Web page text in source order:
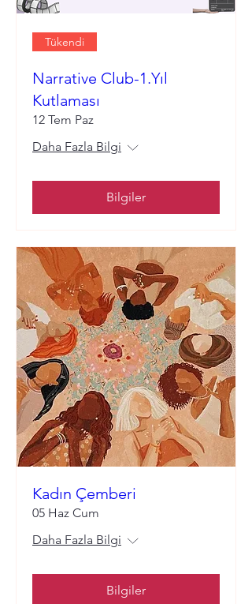
Tükendi
Narrative Club-1.Yıl
Kutlaması
12 Tem Paz
Daha Fazla Bilgi
Bilgiler
Kadın Çemberi
05 Haz Cum
Daha Fazla Bilgi
Bilgiler